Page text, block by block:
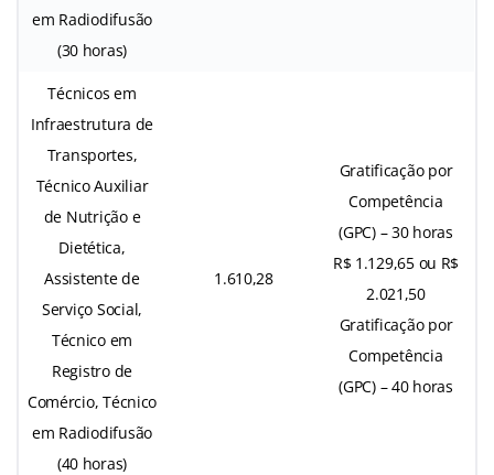
em Radiodifusão
(30 horas)
Técnicos em
Infraestrutura de
Transportes,
Técnico Auxiliar
de Nutrição e
Dietética,
Assistente de
Serviço Social,
Técnico em
Registro de
Comércio, Técnico
em Radiodifusão
(40 horas)
1.610,28
Gratificação por
Competência
(GPC) – 30 horas
R$ 1.129,65 ou R$
2.021,50
Gratificação por
Competência
(GPC) – 40 horas